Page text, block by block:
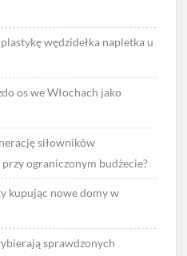
wędzidełka napletka u
os we Włochach jako
siłowników
ograniczonym budżecie?
kupując nowe domy w
sprawdzonych